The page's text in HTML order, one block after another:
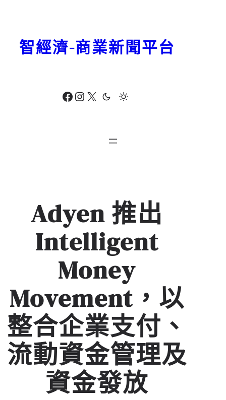
Facebook Instagram X
智經濟-商業新聞平台
Adyen 推出
Intelligent
Money
Movement，以
整合企業支付、
流動資金管理及
資金發放